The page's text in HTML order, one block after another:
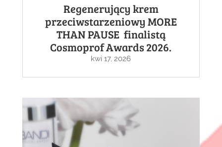
Regenerujący krem
przeciwstarzeniowy MORE
THAN PAUSE finalistą
Cosmoprof Awards 2026.
kwi 17, 2026